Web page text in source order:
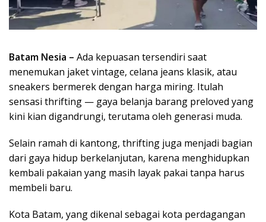
Batam Nesia – Ada kepuasan tersendiri saat
menemukan jaket vintage, celana jeans klasik, atau
sneakers bermerek dengan harga miring. Itulah
sensasi thrifting — gaya belanja barang preloved yang
kini kian digandrungi, terutama oleh generasi muda.
Selain ramah di kantong, thrifting juga menjadi bagian
dari gaya hidup berkelanjutan, karena menghidupkan
kembali pakaian yang masih layak pakai tanpa harus
membeli baru.
Kota Batam, yang dikenal sebagai kota perdagangan